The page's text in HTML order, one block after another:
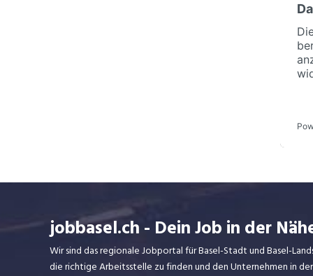
jobbasel.ch - Dein Job in der
Wir sind das regionale Jobportal für Basel-Stadt und Basel-
die richtige Arbeitsstelle zu finden und den Unternehmen in